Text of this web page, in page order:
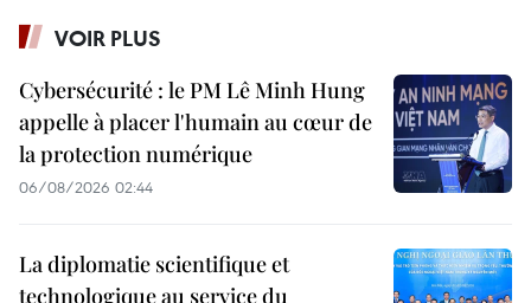
VOIR PLUS
Cybersécurité : le PM Lê Minh Hung
appelle à placer l'humain au cœur de
la protection numérique
06/08/2026 02:44
La diplomatie scientifique et
technologique au service du